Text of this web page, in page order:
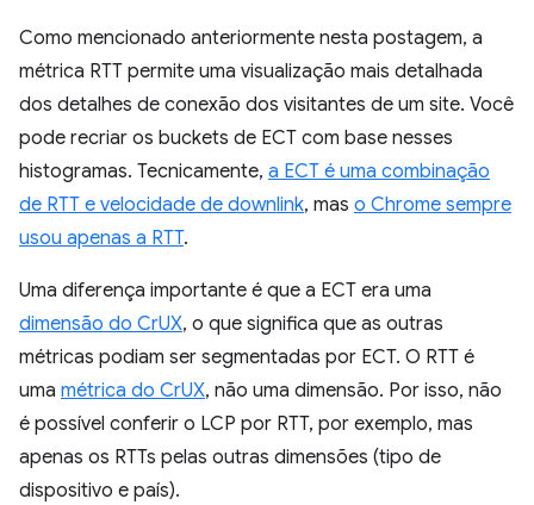
Como mencionado anteriormente nesta postagem, a
métrica RTT permite uma visualização mais detalhada
dos detalhes de conexão dos visitantes de um site. Você
pode recriar os buckets de ECT com base nesses
histogramas. Tecnicamente, a ECT é uma combinação
de RTT e velocidade de downlink, mas o Chrome sempre
usou apenas a RTT.
Uma diferença importante é que a ECT era uma
dimensão do CrUX, o que significa que as outras
métricas podiam ser segmentadas por ECT. O RTT é
uma métrica do CrUX, não uma dimensão. Por isso, não
é possível conferir o LCP por RTT, por exemplo, mas
apenas os RTTs pelas outras dimensões (tipo de
dispositivo e país).